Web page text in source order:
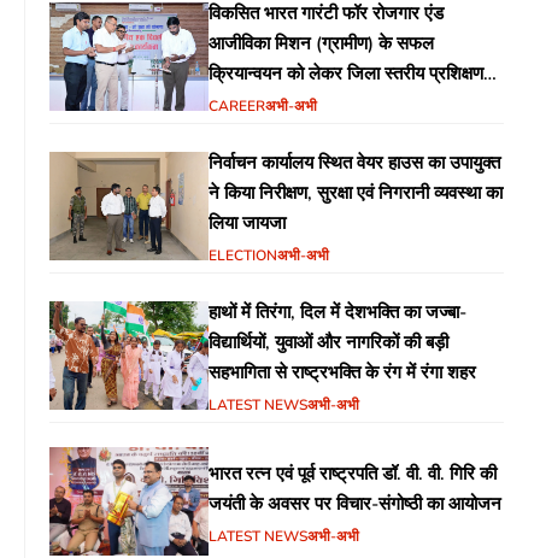
विकसित भारत गारंटी फॉर रोजगार एंड
आजीविका मिशन (ग्रामीण) के सफल
क्रियान्वयन को लेकर जिला स्तरीय प्रशिक्षण
आयोजित
CAREERअभी-अभी
निर्वाचन कार्यालय स्थित वेयर हाउस का उपायुक्त
ने किया निरीक्षण, सुरक्षा एवं निगरानी व्यवस्था का
लिया जायजा
ELECTIONअभी-अभी
हाथों में तिरंगा, दिल में देशभक्ति का जज्बा-
विद्यार्थियों, युवाओं और नागरिकों की बड़ी
सहभागिता से राष्ट्रभक्ति के रंग में रंगा शहर
LATEST NEWSअभी-अभी
भारत रत्न एवं पूर्व राष्ट्रपति डॉ. वी. वी. गिरि की
जयंती के अवसर पर विचार-संगोष्ठी का आयोजन
LATEST NEWSअभी-अभी